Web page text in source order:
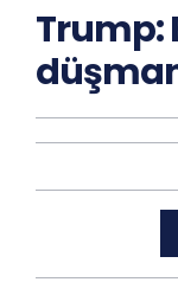
Trump: